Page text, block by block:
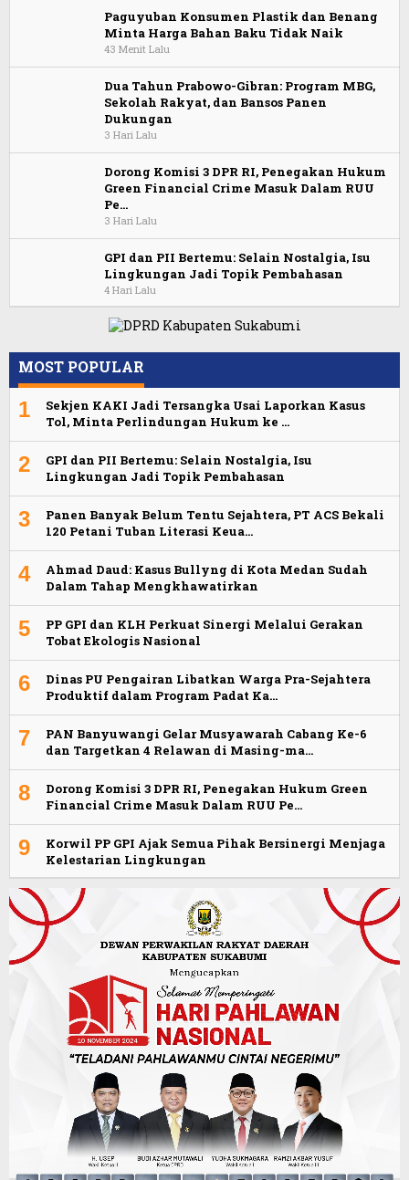
Paguyuban Konsumen Plastik dan Benang
Minta Harga Bahan Baku Tidak Naik
43 Menit Lalu
Dua Tahun Prabowo-Gibran: Program MBG,
Sekolah Rakyat, dan Bansos Panen
Dukungan
3 Hari Lalu
Dorong Komisi 3 DPR RI, Penegakan Hukum
Green Financial Crime Masuk Dalam RUU
Pe…
3 Hari Lalu
GPI dan PII Bertemu: Selain Nostalgia, Isu
Lingkungan Jadi Topik Pembahasan
4 Hari Lalu
MOST POPULAR
1
Sekjen KAKI Jadi Tersangka Usai Laporkan Kasus
Tol, Minta Perlindungan Hukum ke …
2
GPI dan PII Bertemu: Selain Nostalgia, Isu
Lingkungan Jadi Topik Pembahasan
3
Panen Banyak Belum Tentu Sejahtera, PT ACS Bekali
120 Petani Tuban Literasi Keua…
4
Ahmad Daud: Kasus Bullyng di Kota Medan Sudah
Dalam Tahap Mengkhawatirkan
5
PP GPI dan KLH Perkuat Sinergi Melalui Gerakan
Tobat Ekologis Nasional
6
Dinas PU Pengairan Libatkan Warga Pra-Sejahtera
Produktif dalam Program Padat Ka…
7
PAN Banyuwangi Gelar Musyawarah Cabang Ke-6
dan Targetkan 4 Relawan di Masing-ma…
8
Dorong Komisi 3 DPR RI, Penegakan Hukum Green
Financial Crime Masuk Dalam RUU Pe…
9
Korwil PP GPI Ajak Semua Pihak Bersinergi Menjaga
Kelestarian Lingkungan